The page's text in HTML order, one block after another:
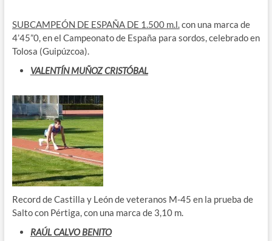
SUBCAMPEÓN DE ESPAÑA DE 1.500 m.l.con una marca de
4’45”0, en el Campeonato de España para sordos, celebrado en
Tolosa (Guipúzcoa).
VALENTÍN MUÑOZ CRISTÓBAL
Record de Castilla y León de veteranos M-45 en la prueba de
Salto con Pértiga, con una marca de 3,10 m.
RAÚL CALVO BENITO